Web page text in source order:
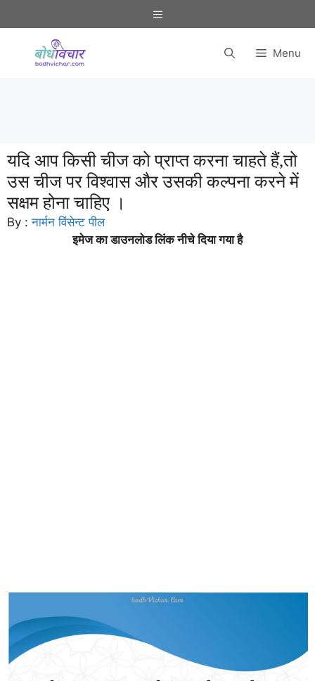
to
Menu
Menu
यदि आप किसी चीज को प्राप्त करना चाहते हैं,तो
उस चीज पर विश्वास और उसकी कल्पना करने में
सक्षम होना चाहिए ।
By :नार्मन विंसेन्ट पील
इमेज का डाउनलोड लिंक नीचे दिया गया है